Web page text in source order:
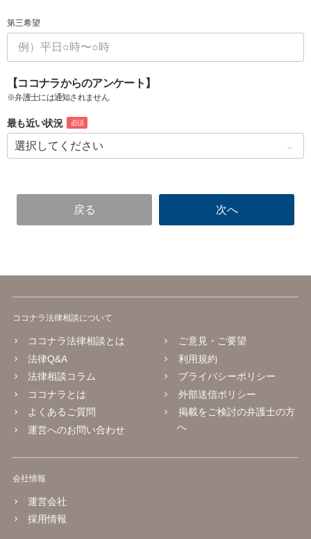
第三希望
【ココナラからのアンケート】
※弁護士には通知されません
最も近い状況 必須
ココナラ法律相談について
ココナラ法律相談とは
法律Q&A
法律相談コラム
ココナラとは
よくあるご質問
運営へのお問い合わせ
ご意見・ご要望
利用規約
プライバシーポリシー
外部送信ポリシー
掲載をご検討の弁護士の方
へ
会社情報
運営会社
採用情報